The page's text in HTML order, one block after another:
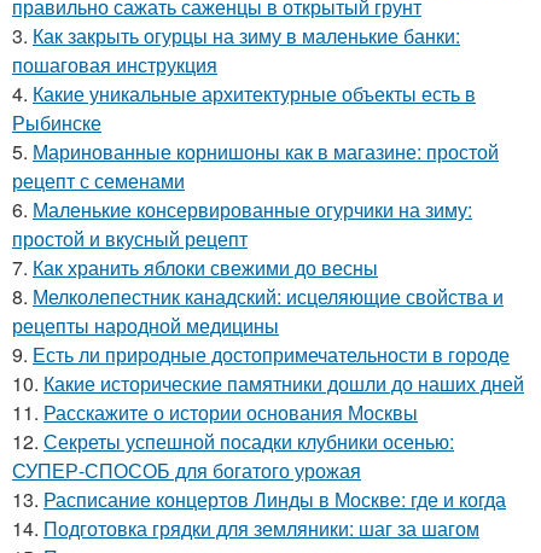
правильно сажать саженцы в открытый грунт
3. Как закрыть огурцы на зиму в маленькие банки:
пошаговая инструкция
4. Какие уникальные архитектурные объекты есть в
Рыбинске
5. Маринованные корнишоны как в магазине: простой
рецепт с семенами
6. Маленькие консервированные огурчики на зиму:
простой и вкусный рецепт
7. Как хранить яблоки свежими до весны
8. Мелколепестник канадский: исцеляющие свойства и
рецепты народной медицины
9. Есть ли природные достопримечательности в городе
10. Какие исторические памятники дошли до наших дней
11. Расскажите о истории основания Москвы
12. Секреты успешной посадки клубники осенью:
СУПЕР-СПОСОБ для богатого урожая
13. Расписание концертов Линды в Москве: где и когда
14. Подготовка грядки для земляники: шаг за шагом